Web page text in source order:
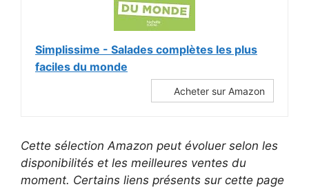
Simplissime - Salades complètes les plus
faciles du monde
Acheter sur Amazon
Cette sélection Amazon peut évoluer selon les
disponibilités et les meilleures ventes du
moment. Certains liens présents sur cette page